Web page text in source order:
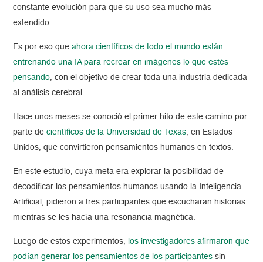
constante evolución para que su uso sea mucho más
extendido.
Es por eso queahora científicos de todo el mundo están
entrenando una IA para recrear en imágenes lo que estés
pensando, con el objetivo de crear toda una industria dedicada
al análisis cerebral.
Hace unos meses se conoció el primer hito de este camino por
parte decientíficos de la Universidad de Texas, en Estados
Unidos, que convirtieron pensamientos humanos en textos.
En este estudio, cuya meta era explorar la posibilidad de
decodificar los pensamientos humanos usando la Inteligencia
Artificial, pidieron a tres participantes que escucharan historias
mientras se les hacía una resonancia magnética.
Luego de estos experimentos, los investigadores afirmaron que
podían generar los pensamientos de los participantes sin